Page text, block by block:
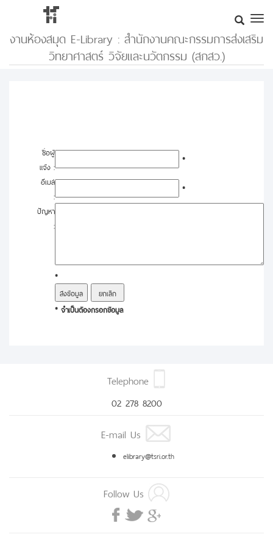
งานห้องสมุด E-Library : สำนักงานคณะกรรมการส่งเสริม
วิทยาศาสตร์ วิจัยและนวัตกรรม (สกสว.)
ชื่อผู้
แจ้ง :
*
อีเมล์
:
*
ปัญหา
:
*
* จำเป็นต้องกรอกข้อมูล
Telephone
02 278 8200
E-mail Us
elibrary@tsri.or.th
Follow Us